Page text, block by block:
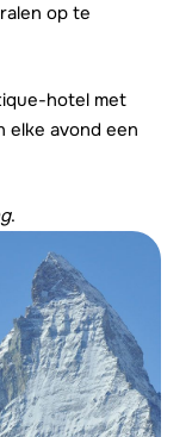
op te
hotel met
elke avond een
.